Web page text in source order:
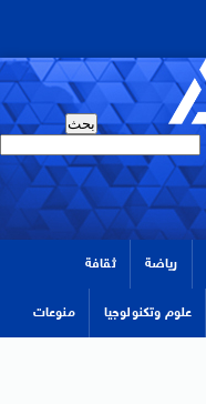
رياضة ثقافة
علوم وتكنولوجيا منوعات